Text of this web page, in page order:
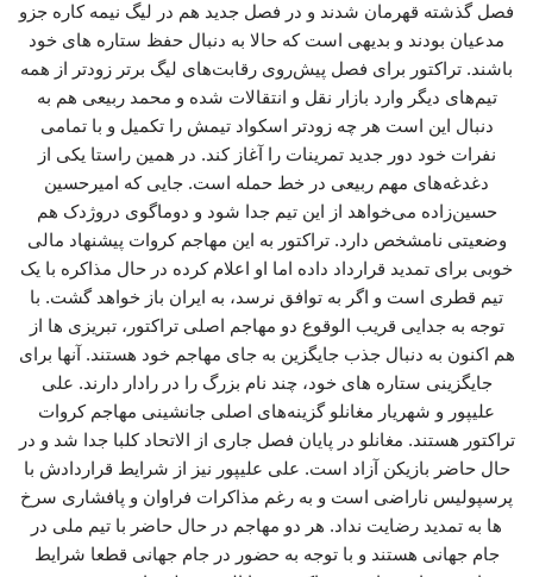
فصل گذشته قهرمان شدند و در فصل جدید هم در لیگ نیمه کاره جزو
مدعیان بودند و بدیهی است که حالا به دنبال حفظ ستاره های خود
باشند. تراکتور برای فصل پیش‌روی رقابت‌های لیگ برتر زودتر از همه
تیم‌های دیگر وارد بازار نقل و انتقالات شده و محمد ربیعی هم به
دنبال این است هر چه زودتر اسکواد تیمش را تکمیل و با تمامی
نفرات خود دور جدید تمرینات را آغاز کند. در همین راستا یکی از
دغدغه‌های مهم ربیعی در خط حمله است. جایی که امیرحسین
حسین‌زاده می‌خواهد از این تیم جدا شود و دوماگوی دروژدک هم
وضعیتی نامشخص دارد. تراکتور به این مهاجم کروات پیشنهاد مالی
خوبی برای تمدید قرارداد داده اما او اعلام کرده در حال مذاکره با یک
تیم قطری است و اگر به توافق نرسد، به ایران باز خواهد گشت. با
توجه به جدایی قریب الوقوع دو مهاجم اصلی تراکتور، تبریزی ها از
هم اکنون به دنبال جذب جایگزین به جای مهاجم خود هستند. آنها برای
جایگزینی ستاره های خود، چند نام بزرگ را در رادار دارند. علی
علیپور و شهریار مغانلو گزینه‌های اصلی جانشینی مهاجم کروات
تراکتور هستند. مغانلو در پایان فصل جاری از الاتحاد کلبا جدا شد و در
حال حاضر بازیکن آزاد است. علی علیپور نیز از شرایط قراردادش با
پرسپولیس ناراضی است و به رغم مذاکرات فراوان و پافشاری سرخ
ها به تمدید رضایت نداد. هر دو مهاجم در حال حاضر با تیم ملی در
جام جهانی هستند و با توجه به حضور در جام جهانی قطعا شرایط